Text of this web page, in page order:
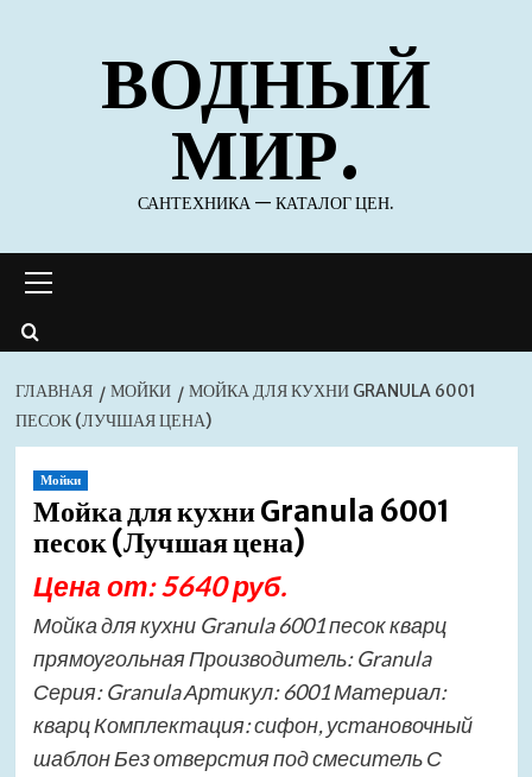
содержимомуВОДНЫЙ
МИР.
САНТЕХНИКА — КАТАЛОГ ЦЕН.
меню
ГЛАВНАЯ МОЙКИ
МОЙКА ДЛЯ КУХНИ GRANULA 6001
ПЕСОК (ЛУЧШАЯ ЦЕНА)
Мойки
Мойка для кухни Granula 6001
песок (Лучшая цена)
Цена от: 5640 руб.
Мойка для кухни Granula 6001 песок кварц
прямоугольная Производитель: Granula
Серия: Granula Артикул: 6001 Материал:
кварц Комплектация: сифон, установочный
шаблон Без отверстия под смеситель С